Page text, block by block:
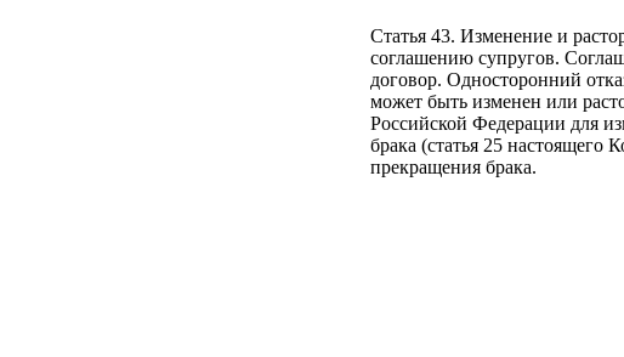
Статья 43. Изменение и
соглашению супругов.
договор. Односторонний
может быть изменен или
Российской Федерации для
брака (статья 25 настоящего
прекращения брака.